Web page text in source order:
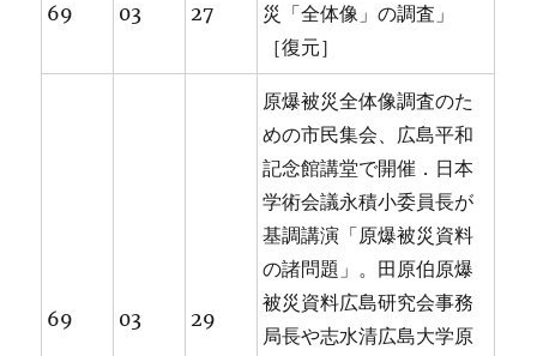
69 03 27
災「全体像」の調査」
［復元］
69 03 29
原爆被災全体像調査のた
めの市民集会、広島平和
記念館講堂で開催．日本
学術会議永積小委員長が
基調講演「原爆被災資料
の諸問題」。田原伯原爆
被災資料広島研究会事務
局長や志水清広島大学原